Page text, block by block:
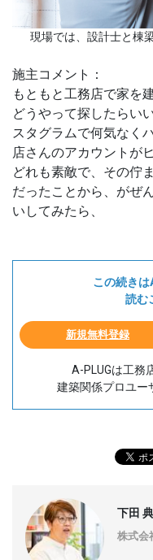
現場では、設計士と棟
施主コメント：
もともと工務店で家を
どうやって探したらい
スタグラムで何気なく
店さんのアカウントが
どれも素敵で、その佇
だったことから、がぜ
いしてみたら、
この続き
読む
新規無料登録
A-PLUGは工務
建築関係プロユー
下田
株式会